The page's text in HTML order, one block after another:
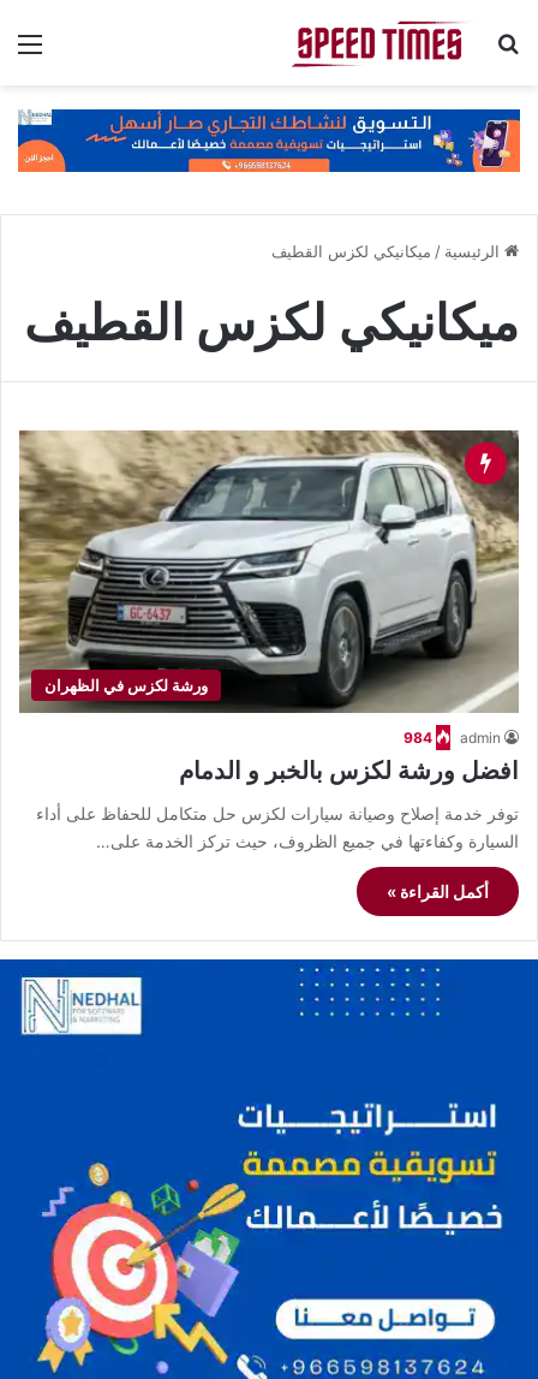
بحث عن
الرئيسية / ميكانيكي لكزس القطيف
ميكانيكي لكزس القطيف
ورشة لكزس في الظهران
admin
984
افضل ورشة لكزس بالخبر و الدمام
توفر خدمة إصلاح وصيانة سيارات لكزس حل متكامل للحفاظ على أداء
السيارة وكفاءتها في جميع الظروف، حيث تركز الخدمة على…
أكمل القراءة »